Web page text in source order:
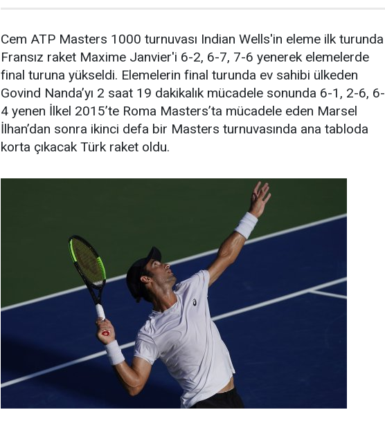
Cem ATP Masters 1000 turnuvası Indian Wells'in eleme ilk turunda
Fransız raket Maxime Janvier'i 6-2, 6-7, 7-6 yenerek elemelerde
final turuna yükseldi. Elemelerin final turunda ev sahibi ülkeden
Govind Nanda’yı 2 saat 19 dakikalık mücadele sonunda 6-1, 2-6, 6-
4 yenen İlkel 2015’te Roma Masters’ta mücadele eden Marsel
İlhan’dan sonra ikinci defa bir Masters turnuvasında ana tabloda
korta çıkacak Türk raket oldu.